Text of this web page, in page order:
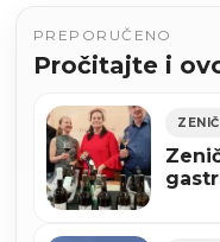
PREPORUČENO
Pročitajte i